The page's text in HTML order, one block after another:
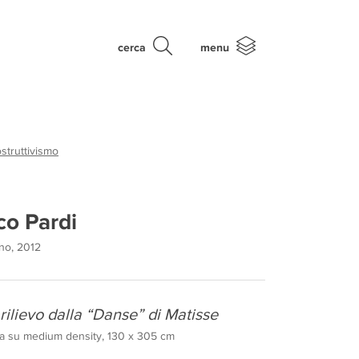
cerca menu
Pardi
2012
dalla “Danse” di Matisse
su medium density, 130 x 305 cm